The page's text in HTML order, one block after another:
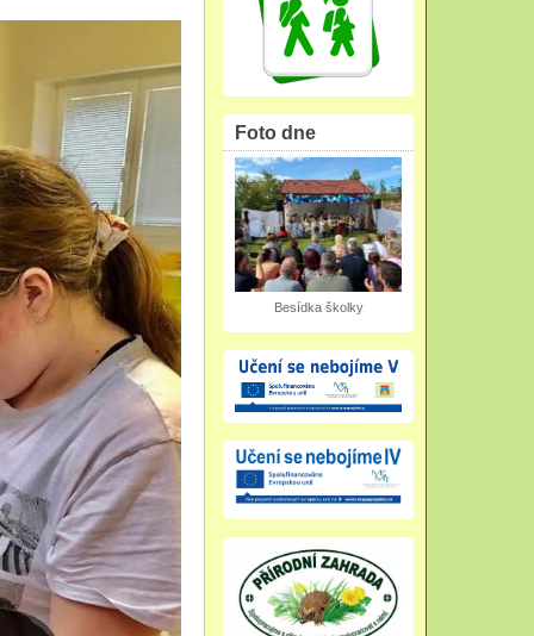
Foto dne
Besídka školky